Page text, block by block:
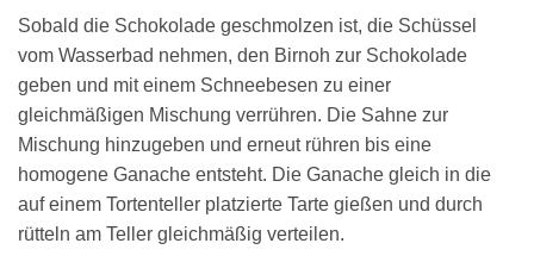
Sobald die Schokolade geschmolzen ist, die Schüssel
vom Wasserbad nehmen, den Birnoh zur Schokolade
geben und mit einem Schneebesen zu einer
gleichmäßigen Mischung verrühren. Die Sahne zur
Mischung hinzugeben und erneut rühren bis eine
homogene Ganache entsteht. Die Ganache gleich in die
auf einem Tortenteller platzierte Tarte gießen und durch
rütteln am Teller gleichmäßig verteilen.